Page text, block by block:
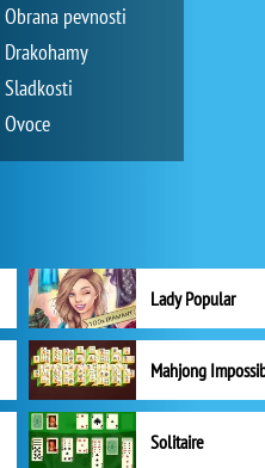
Obrana pevnosti
Drakohamy
Sladkosti
Ovoce
Lady Popular
Mahjong
Solitaire